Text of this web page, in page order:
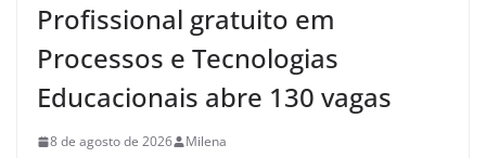
Profissional gratuito em
Processos e Tecnologias
Educacionais abre 130 vagas
8 de agosto de 2026 Milena